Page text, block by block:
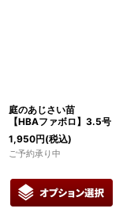
庭のあじさい苗
【HBAファボロ】3.5号
1,950円(税込)
ご予約承り中